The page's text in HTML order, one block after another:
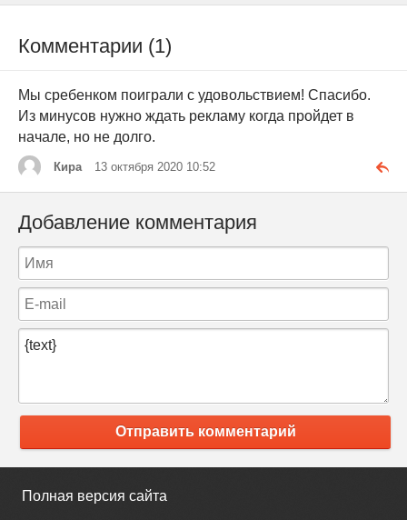
Комментарии (1)
Мы сребенком поиграли с удовольствием! Спасибо.
Из минусов нужно ждать рекламу когда пройдет в
начале, но не долго.
Кира 13 октября 2020 10:52
Добавление комментария
Отправить комментарий
Полная версия сайта